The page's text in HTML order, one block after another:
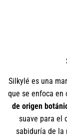
Silkylé es una
que se enfoca en
de origen
suave para el
sabiduría de la